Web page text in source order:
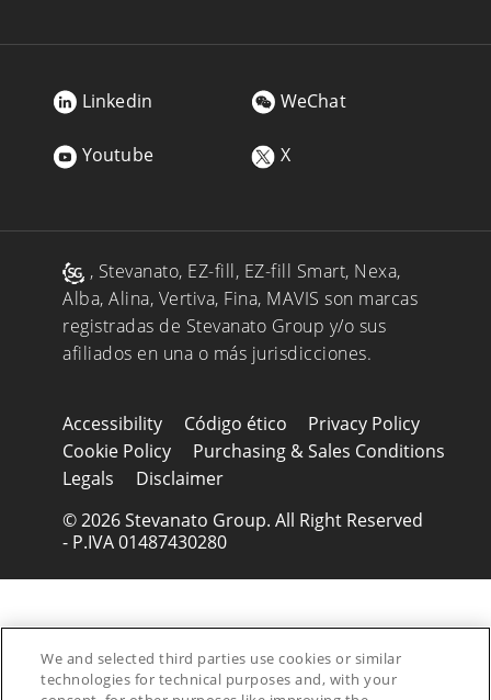
Linkedin WeChat
Youtube X
, Stevanato, EZ-fill, EZ-fill Smart, Nexa,
Alba, Alina, Vertiva, Fina, MAVIS son marcas
registradas de Stevanato Group y/o sus
afiliados en una o más jurisdicciones.
Accessibility Código ético
Privacy Policy
Cookie Policy
Purchasing & Sales Conditions
Legals
Disclaimer
© 2026 Stevanato Group. All Right Reserved
- P.IVA 01487430280
We and selected third parties use cookies or similar
technologies for technical purposes and, with your